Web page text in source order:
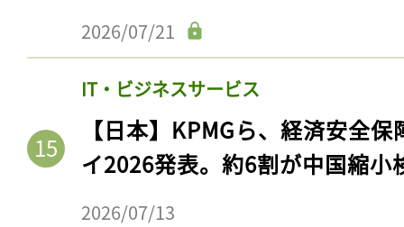
2026/07/21
IT・ビジネスサービス
【日本】KPMGら、経済安全
イ2026発表。約6割が中国縮小
2026/07/13